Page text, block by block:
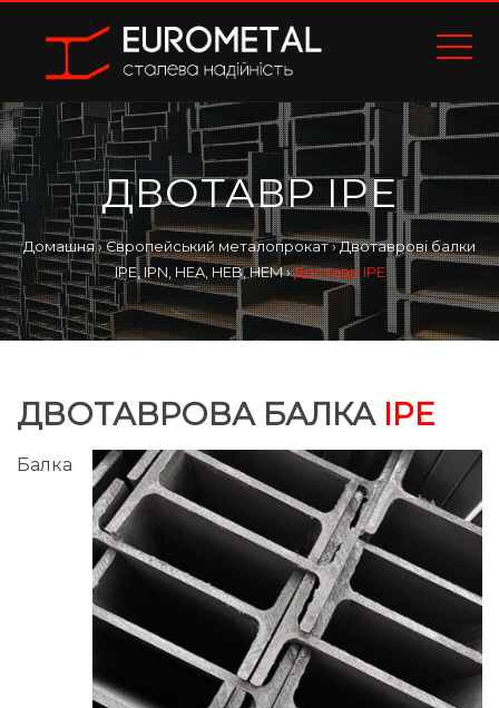
ДВОТАВР IPE
Домашня›Європейський металопрокат›Двотаврові балки
IPE, IPN, HEA, HEB, HEM›Двотавр IPE
ДВОТАВРОВА БАЛКА IPE
Балка